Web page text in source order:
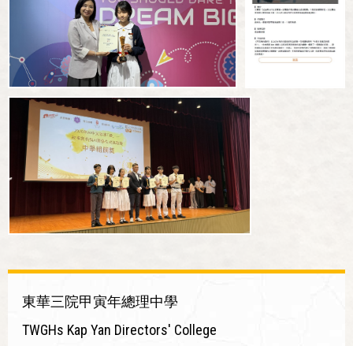
東華三院甲寅年總理中學
TWGHs Kap Yan Directors' College